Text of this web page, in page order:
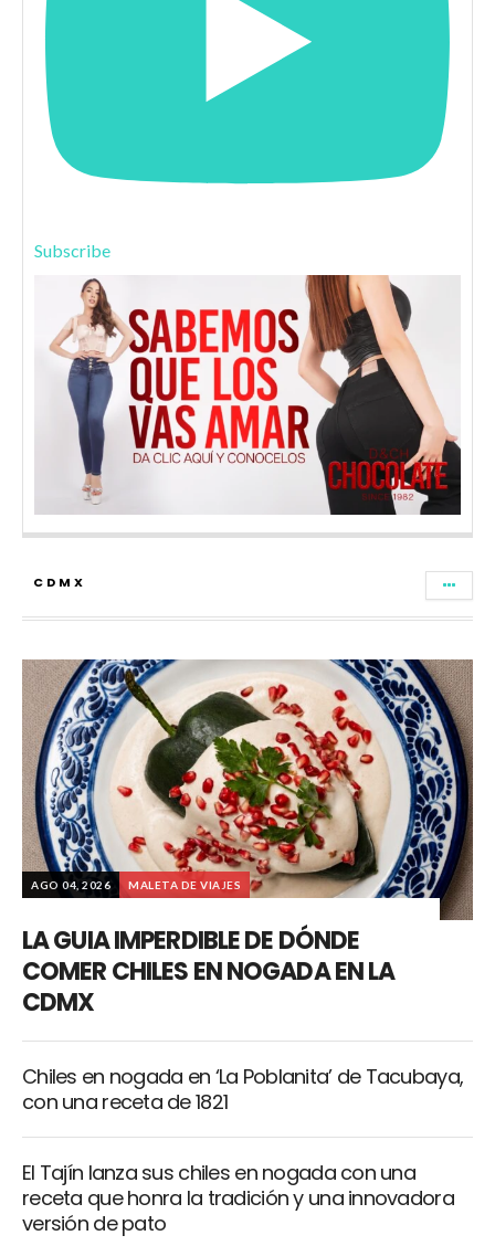
Subscribe
CDMX
AGO 04, 2026 MALETA DE VIAJES
LA GUIA IMPERDIBLE DE DÓNDE
COMER CHILES EN NOGADA EN LA
CDMX
Chiles en nogada en ‘La Poblanita’ de Tacubaya,
con una receta de 1821
El Tajín lanza sus chiles en nogada con una
receta que honra la tradición y una innovadora
versión de pato